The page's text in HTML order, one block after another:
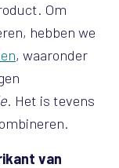
Om
hebben we
, waaronder
. Het is tevens
van